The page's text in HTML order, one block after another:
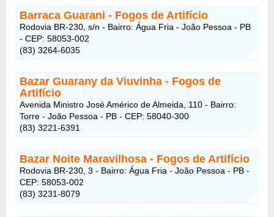
Barraca Guarani- Fogos de Artifício
Rodovia BR-230, s/n - Bairro: Água Fria - João Pessoa - PB
- CEP: 58053-002
(83) 3264-6035
Bazar Guarany da Viuvinha- Fogos de
Artifício
Avenida Ministro José Américo de Almeida, 110 - Bairro:
Torre - João Pessoa - PB - CEP: 58040-300
(83) 3221-6391
Bazar Noite Maravilhosa- Fogos de Artifício
Rodovia BR-230, 3 - Bairro: Água Fria - João Pessoa - PB -
CEP: 58053-002
(83) 3231-8079